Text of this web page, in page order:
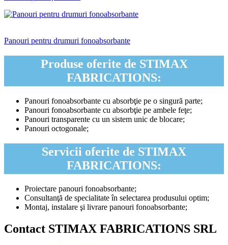
Panouri pentru drumuri fonoabsorbante
Produse oferite de STIMAX
FABRICATIONS:
Panouri fonoabsorbante cu absorbţie pe o singură parte;
Panouri fonoabsorbante cu absorbţie pe ambele feţe;
Panouri transparente cu un sistem unic de blocare;
Panouri octogonale;
Servicii oferite de STIMAX
FABRICATIONS:
Proiectare panouri fonoabsorbante;
Consultanţă de specialitate în selectarea produsului optim;
Montaj, instalare şi livrare panouri fonoabsorbante;
Contact STIMAX FABRICATIONS SRL